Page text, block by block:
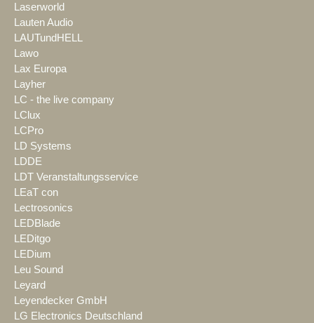
Laserworld
Lauten Audio
LAUTundHELL
Lawo
Lax Europa
Layher
LC - the live company
LClux
LCPro
LD Systems
LDDE
LDT Veranstaltungsservice
LEaT con
Lectrosonics
LEDBlade
LEDitgo
LEDium
Leu Sound
Leyard
Leyendecker GmbH
LG Electronics Deutschland